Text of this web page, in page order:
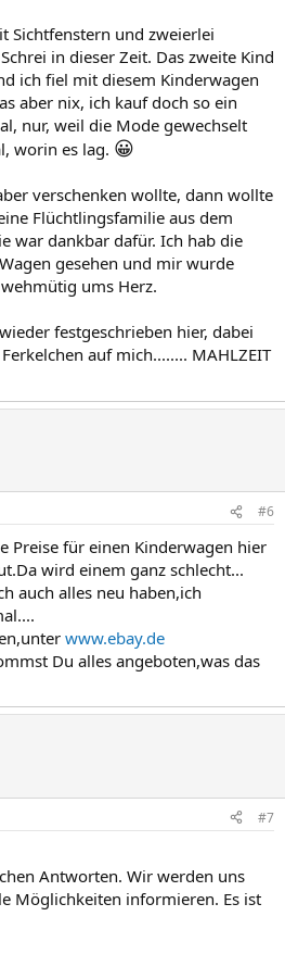
Sichtfenstern und zweierlei
in dieser Zeit. Das zweite Kind
ich fiel mit diesem Kinderwagen
aber nix, ich kauf doch so ein
nur, weil die Mode gewechselt
worin es lag. 😀
verschenken wollte, dann wollte
Flüchtlingsfamilie aus dem
war dankbar dafür. Ich hab die
gesehen und mir wurde
ums Herz.
festgeschrieben hier, dabei
auf mich........ MAHLZEIT
#6
Preise für einen Kinderwagen hier
wird einem ganz schlecht...
auch alles neu haben,ich
www.ebay.de
Du alles angeboten,was das
#7
Antworten. Wir werden uns
Möglichkeiten informieren. Es ist